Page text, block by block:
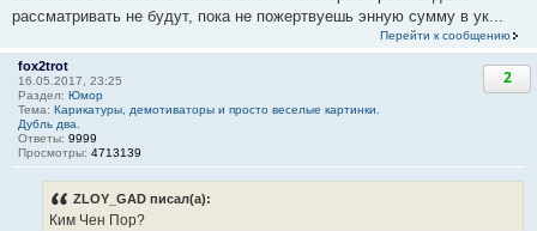
рассматривать не будут, пока не пожертвуешь энную сумму в ук...
Перейти к сообщению
fox2trot
16.05.2017, 23:25
Раздел: Юмор
Тема: Карикатуры, демотиваторы и просто веселые картинки.
Дубль два.
Ответы: 9999
Просмотры: 4713139
2
ZLOY_GAD писал(а):
Ким Чен Пор?